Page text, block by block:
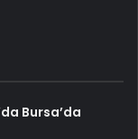
Bursa’da